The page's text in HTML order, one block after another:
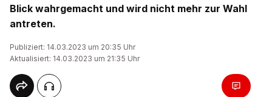
Blick wahrgemacht und wird nicht mehr zur Wahl
antreten.
Publiziert: 14.03.2023 um 20:35 Uhr
Aktualisiert: 14.03.2023 um 21:35 Uhr